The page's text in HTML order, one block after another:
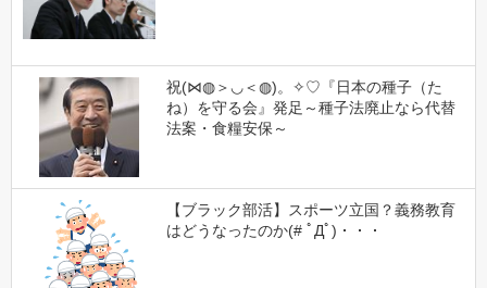
祝(⋈◍＞◡＜◍)。✧♡『日本の種子（た
ね）を守る会』発足～種子法廃止なら代替
法案・食糧安保～
【ブラック部活】スポーツ立国？義務教育
はどうなったのか(# ﾟДﾟ)・・・